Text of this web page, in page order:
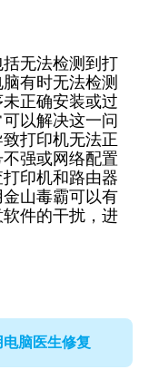
无法检测到打
有时无法检测
正确安装或过
以解决这一问
打印机无法正
强或网络配置
印机和路由器
山毒霸可以有
件的干扰，进
脑医生修复